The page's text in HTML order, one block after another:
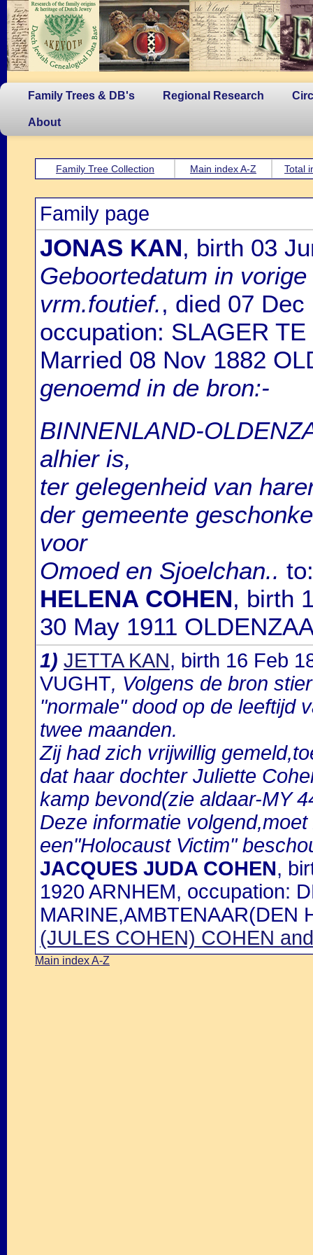
Family Trees & DB's Regional Research
About
Family Tree Collection Main index A-Z Total
Family page
JONAS KAN, birth 03
Geboortedatum in
vrm.foutief., died 07
occupation: SLAGER
Married 08 Nov 1882
genoemd in de bron:-
BINNENLAND-
alhier is,
ter gelegenheid van
der gemeente
voor
Omoed en Sjoelchan.. to:
HELENA COHEN, birth
30 May 1911
1) JETTA KAN, birth 16 Feb
VUGHT, Volgens de bron
"normale" dood op de leeftijd
twee maanden.
Zij had zich vrijwillig
dat haar dochter Juliette
kamp bevond(zie aldaar-MY
Deze informatie
een"Holocaust Victim"
JACQUES JUDA COHEN,
1920 ARNHEM, occupation:
MARINE,AMBTENAAR(DEN
(JULES COHEN) COHEN
Main index A-Z